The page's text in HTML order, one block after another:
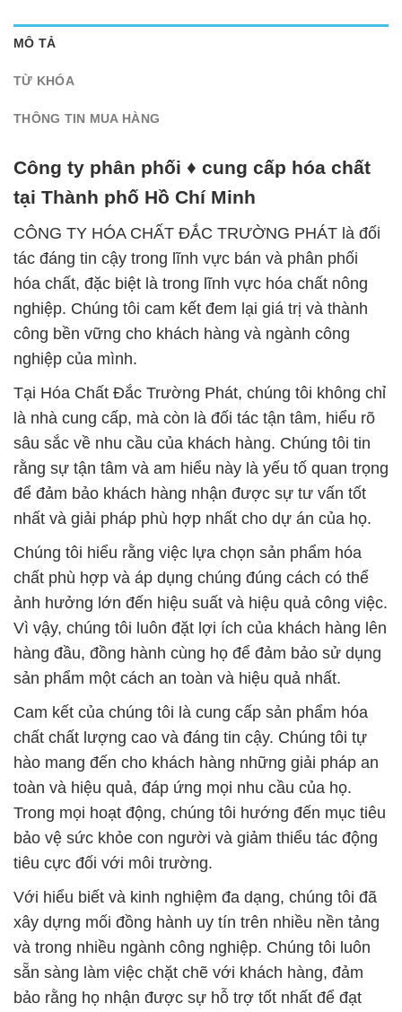
MÔ TẢ
TỪ KHÓA
THÔNG TIN MUA HÀNG
Công ty phân phối ♦ cung cấp hóa chất
tại Thành phố Hồ Chí Minh
CÔNG TY HÓA CHẤT ĐẮC TRƯỜNG PHÁT là đối
tác đáng tin cậy trong lĩnh vực bán và phân phối
hóa chất, đặc biệt là trong lĩnh vực hóa chất nông
nghiệp. Chúng tôi cam kết đem lại giá trị và thành
công bền vững cho khách hàng và ngành công
nghiệp của mình.
Tại Hóa Chất Đắc Trường Phát, chúng tôi không chỉ
là nhà cung cấp, mà còn là đối tác tận tâm, hiểu rõ
sâu sắc về nhu cầu của khách hàng. Chúng tôi tin
rằng sự tận tâm và am hiểu này là yếu tố quan trọng
để đảm bảo khách hàng nhận được sự tư vấn tốt
nhất và giải pháp phù hợp nhất cho dự án của họ.
Chúng tôi hiểu rằng việc lựa chọn sản phẩm hóa
chất phù hợp và áp dụng chúng đúng cách có thể
ảnh hưởng lớn đến hiệu suất và hiệu quả công việc.
Vì vậy, chúng tôi luôn đặt lợi ích của khách hàng lên
hàng đầu, đồng hành cùng họ để đảm bảo sử dụng
sản phẩm một cách an toàn và hiệu quả nhất.
Cam kết của chúng tôi là cung cấp sản phẩm hóa
chất chất lượng cao và đáng tin cậy. Chúng tôi tự
hào mang đến cho khách hàng những giải pháp an
toàn và hiệu quả, đáp ứng mọi nhu cầu của họ.
Trong mọi hoạt động, chúng tôi hướng đến mục tiêu
bảo vệ sức khỏe con người và giảm thiểu tác động
tiêu cực đối với môi trường.
Với hiểu biết và kinh nghiệm đa dạng, chúng tôi đã
xây dựng mối đồng hành uy tín trên nhiều nền tảng
và trong nhiều ngành công nghiệp. Chúng tôi luôn
sẵn sàng làm việc chặt chẽ với khách hàng, đảm
bảo rằng họ nhận được sự hỗ trợ tốt nhất để đạt